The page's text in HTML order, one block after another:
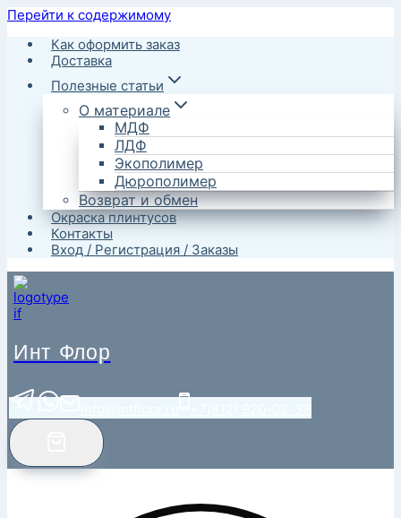
Перейти к содержимому
Как оформить заказ
Доставка
Полезные статьи
О материале
МДФ
ЛДФ
Экополимер
Дюрополимер
Возврат и обмен
Окраска плинтусов
Контакты
Вход / Регистрация / Заказы
Инт Флор